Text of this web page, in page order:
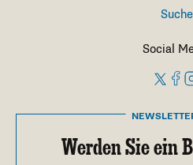
Suche
Social
Werden Sie ein